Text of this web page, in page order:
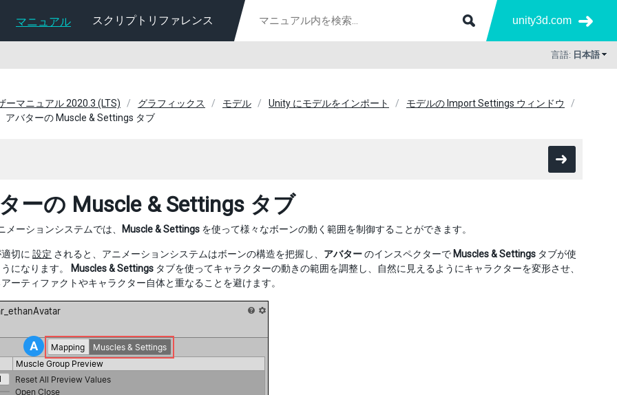
マニュアル スクリプトリファレンス unity3d.com
言語: 日本語
ーマニュアル 2020.3 (LTS) グラフィックス モデル Unity にモデルをインポート
モデルの Import Settings ウィンドウ
アバターの Muscle & Settings タブ
ーの Muscle & Settings タブ
メーションシステムでは、 Muscle & Settings を使って様々なボーンの動く範囲を制御することができます。
切に 設定 されると、アニメーションシステムはボーンの構造を把握し、 アバターのインスペクターで Muscles & Settings タブが使
になります。
Muscles & Settings タブを使ってキャラクターの動きの範囲を調整し、自然に見えるようにキャラクターを変形させ、
ーティファクトやキャラクター自体と重なることを避けます。